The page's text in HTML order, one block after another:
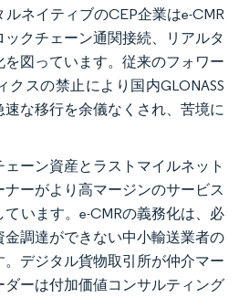
ネイティブのCEP企業はe-CMR
クチェーン通関接続、リアルタ
図っています。従来のフォワー
クスの禁止により国内GLONASS
な移行を余儀なくされ、苦境に
ーン資産とラストマイルネット
ーがより高マージンのサービス
います。e-CMRの義務化は、必
調達ができない中小輸送業者の
デジタル貨物取引所が仲介マー
ーは付加価値コンサルティング